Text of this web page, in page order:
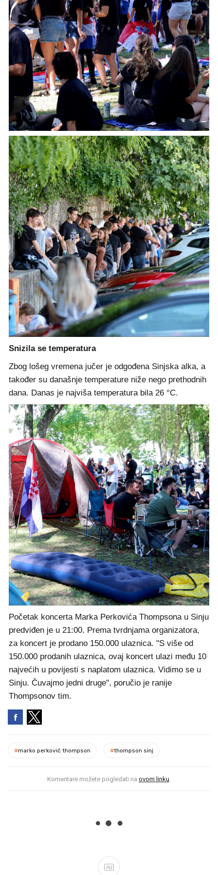
Snizila se temperatura
Zbog lošeg vremena jučer je odgođena Sinjska alka, a
također su današnje temperature niže nego prethodnih
dana. Danas je najviša temperatura bila 26 °C.
Početak koncerta Marka Perkovića Thompsona u Sinju
predviđen je u 21:00. Prema tvrdnjama organizatora,
za koncert je prodano 150.000 ulaznica. "S više od
150.000 prodanih ulaznica, ovaj koncert ulazi među 10
najvećih u povijesti s naplatom ulaznica. Vidimo se u
Sinju. Čuvajmo jedni druge", poručio je ranije
Thompsonov tim.
#marko perković thompson #thompson sinj
Komentare možete pogledati na ovom linku.
Ad